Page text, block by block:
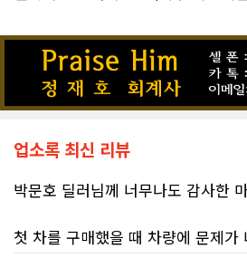
업소록 최신 리뷰
첫 차를 구매했을 때 차량에 문제가 너무 많아 고생했던 경험이 있어서, 이번에는 정말 신중하게 고민하고 꼼꼼하게 알아본 후 차를 구매하고 싶었습니다. 그